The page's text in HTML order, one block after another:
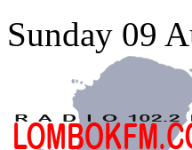
Sunday 09